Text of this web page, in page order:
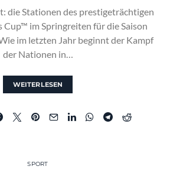
die Stationen des prestigeträchtigen
Cup™ im Springreiten für die Saison
im letzten Jahr beginnt der Kampf
der Nationen in…
WEITERLESEN
SPORT